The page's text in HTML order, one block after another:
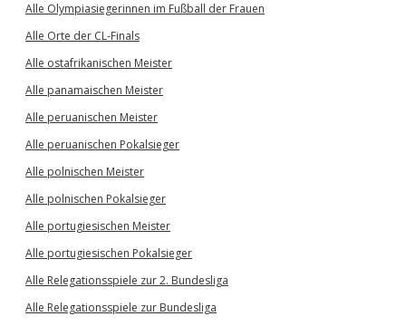
Alle Olympiasiegerinnen im Fußball der Frauen
Alle Orte der CL-Finals
Alle ostafrikanischen Meister
Alle panamaischen Meister
Alle peruanischen Meister
Alle peruanischen Pokalsieger
Alle polnischen Meister
Alle polnischen Pokalsieger
Alle portugiesischen Meister
Alle portugiesischen Pokalsieger
Alle Relegationsspiele zur 2. Bundesliga
Alle Relegationsspiele zur Bundesliga